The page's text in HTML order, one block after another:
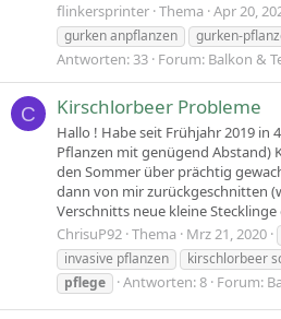
flinkersprinter Thema Apr 20,
gurken anpflanzen
gurken-
Antworten: 33 Forum: Balkon &
C Kirschlorbeer Probleme
Hallo ! Habe seit Frühjahr 2019 in
Pflanzen mit genügend Abstand)
den Sommer über prächtig
dann von mir zurückgeschnitten
Verschnitts neue kleine
ChrisuP92 Thema Mrz 21, 2020
invasive pflanzen
kirschlorbeer
pflege
Antworten: 8 Forum: